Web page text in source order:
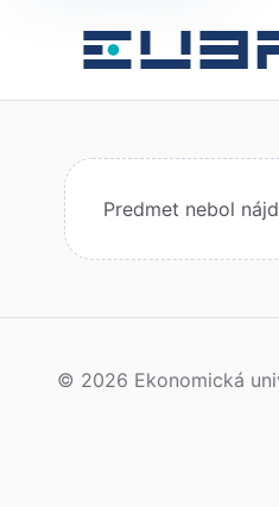
Predmet nebol
© 2026 Ekonomická